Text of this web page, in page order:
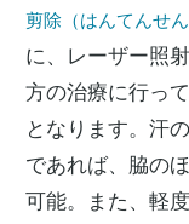
剪除（はんてんせ
に、レーザー照射
方の治療に行っ
となります。汗
であれば、脇の
可能。また、軽